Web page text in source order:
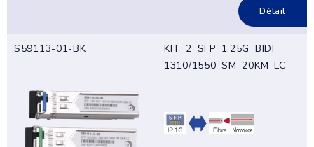
Détail
S59113-01-BK
KIT 2 SFP 1.25G BIDI
1310/1550 SM 20KM LC